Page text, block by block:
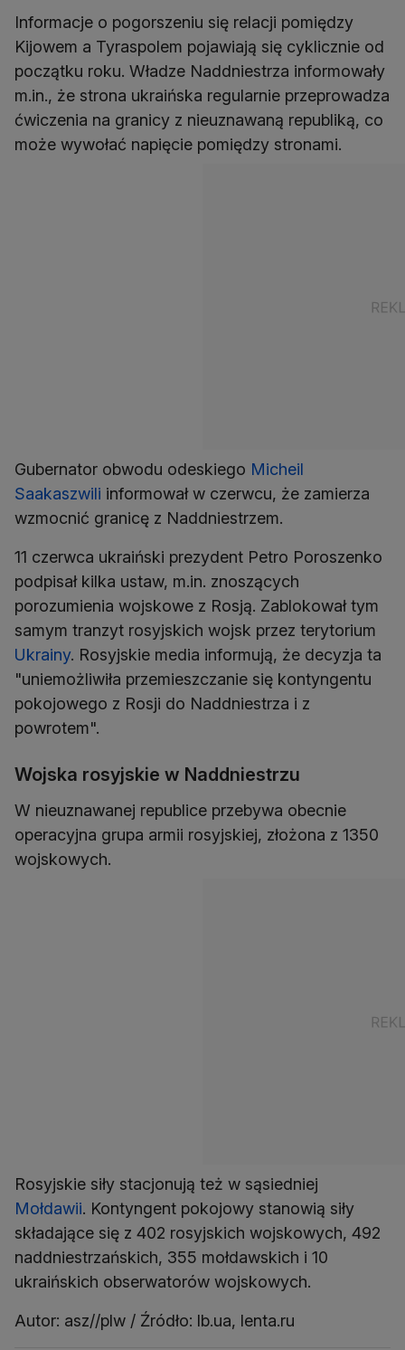
Informacje o pogorszeniu się relacji pomiędzy
Kijowem a Tyraspolem pojawiają się cyklicznie od
początku roku. Władze Naddniestrza informowały
m.in., że strona ukraińska regularnie przeprowadza
ćwiczenia na granicy z nieuznawaną republiką, co
może wywołać napięcie pomiędzy stronami.
Gubernator obwodu odeskiego Micheil
Saakaszwili informował w czerwcu, że zamierza
wzmocnić granicę z Naddniestrzem.
11 czerwca ukraiński prezydent Petro Poroszenko
podpisał kilka ustaw, m.in. znoszących
porozumienia wojskowe z Rosją. Zablokował tym
samym tranzyt rosyjskich wojsk przez terytorium
Ukrainy. Rosyjskie media informują, że decyzja ta
"uniemożliwiła przemieszczanie się kontyngentu
pokojowego z Rosji do Naddniestrza i z
powrotem".
Wojska rosyjskie w Naddniestrzu
W nieuznawanej republice przebywa obecnie
operacyjna grupa armii rosyjskiej, złożona z 1350
wojskowych.
Rosyjskie siły stacjonują też w sąsiedniej
Mołdawii. Kontyngent pokojowy stanowią siły
składające się z 402 rosyjskich wojskowych, 492
naddniestrzańskich, 355 mołdawskich i 10
ukraińskich obserwatorów wojskowych.
Autor: asz//plw / Źródło: lb.ua, lenta.ru